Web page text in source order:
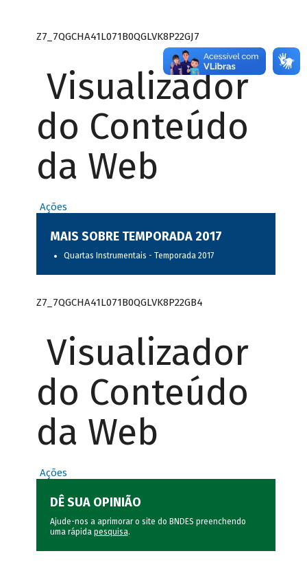
Z7_7QGCHA41L071B0QGLVK8P22GJ7
Visualizador
do Conteúdo
da Web
Ações
MAIS SOBRE TEMPORADA 2017
Quartas Instrumentais - Temporada 2017
Z7_7QGCHA41L071B0QGLVK8P22GB4
Visualizador
do Conteúdo
da Web
Ações
DÊ SUA OPINIÃO
Ajude-nos a aprimorar o site do BNDES preenchendo
uma rápida pesquisa.